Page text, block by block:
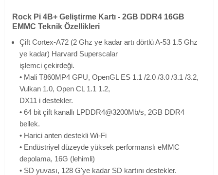
Rock Pi 4B+ Geliştirme Kartı - 2GB DDR4 16GB
EMMC Teknik Özellikleri
Çift Cortex-A72 (2 Ghz ye kadar artı dörtlü A-53 1.5 Ghz
ye kadar) Harvard Superscalar
işlemci çekirdeği.
• Mali T860MP4 GPU, OpenGL ES 1.1 /2.0 /3.0 /3.1 /3.2,
Vulkan 1.0, Open CL 1.1 1.2,
DX11 i destekler.
• 64 bit çift kanallı LPDDR4@3200Mb/s, 2GB DDR4
bellek.
• Harici anten destekli Wi-Fi
• Endüstriyel düzeyde yüksek performanslı eMMC
depolama, 16G (lehimli)
• SD yuvası, 128 G'ye kadar SD kartını destekler.